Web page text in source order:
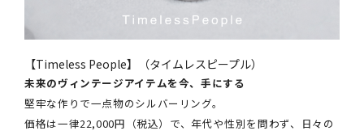
【Timeless People】（タイムレスピープル）
未来のヴィンテージアイテムを今、手にする
堅牢な作りで一点物のシルバーリング。
価格は一律22,000円（税込）で、年代や性別を問わず、日々の